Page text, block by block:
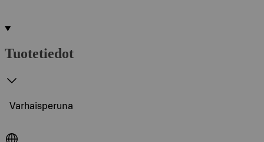
Tuotetiedot
Varhaisperuna